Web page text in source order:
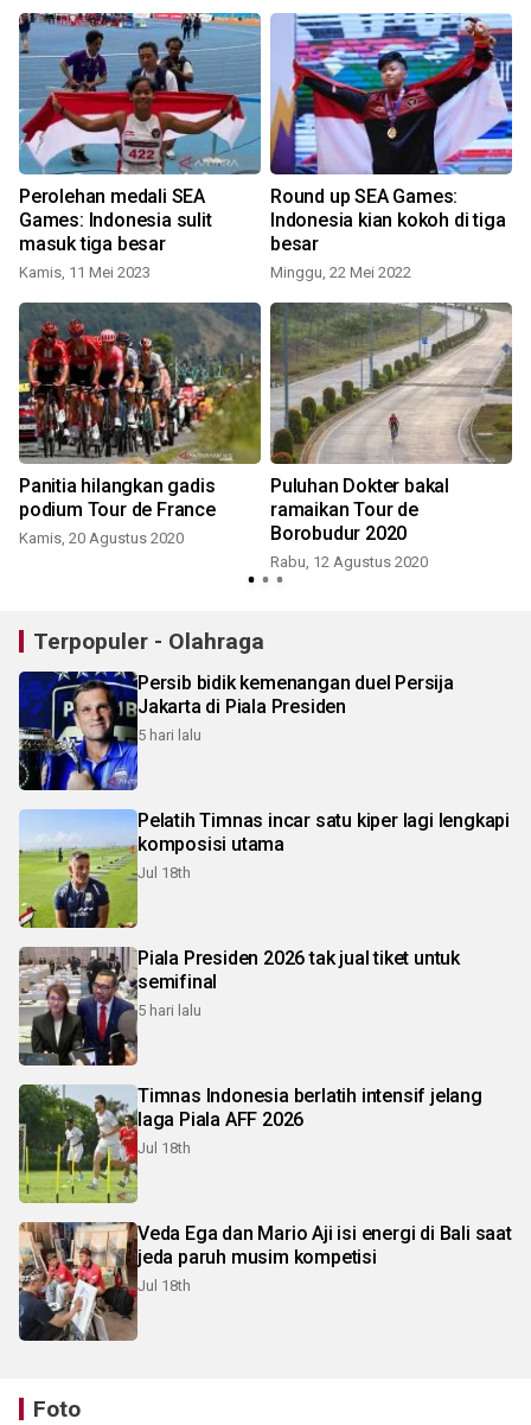
Perolehan medali SEA
Games: Indonesia sulit
masuk tiga besar
Kamis, 11 Mei 2023
Round up SEA Games:
Indonesia kian kokoh di tiga
besar
Minggu, 22 Mei 2022
Panitia hilangkan gadis
podium Tour de France
Kamis, 20 Agustus 2020
Puluhan Dokter bakal
ramaikan Tour de
Borobudur 2020
Rabu, 12 Agustus 2020
Terpopuler - Olahraga
Persib bidik kemenangan duel Persija
Jakarta di Piala Presiden
5 hari lalu
Pelatih Timnas incar satu kiper lagi lengkapi
komposisi utama
Jul 18th
Piala Presiden 2026 tak jual tiket untuk
semifinal
5 hari lalu
Timnas Indonesia berlatih intensif jelang
laga Piala AFF 2026
Jul 18th
Veda Ega dan Mario Aji isi energi di Bali saat
jeda paruh musim kompetisi
Jul 18th
Foto